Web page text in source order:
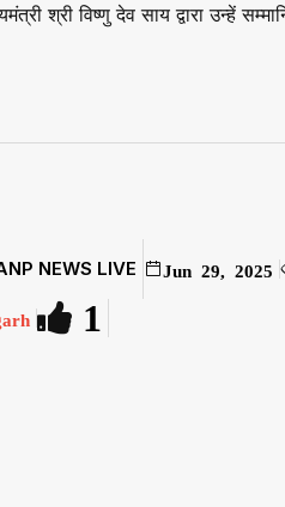
श्री विष्णु देव साय द्वारा उन्हें
NEWS LIVE Jun 29, 2025
1